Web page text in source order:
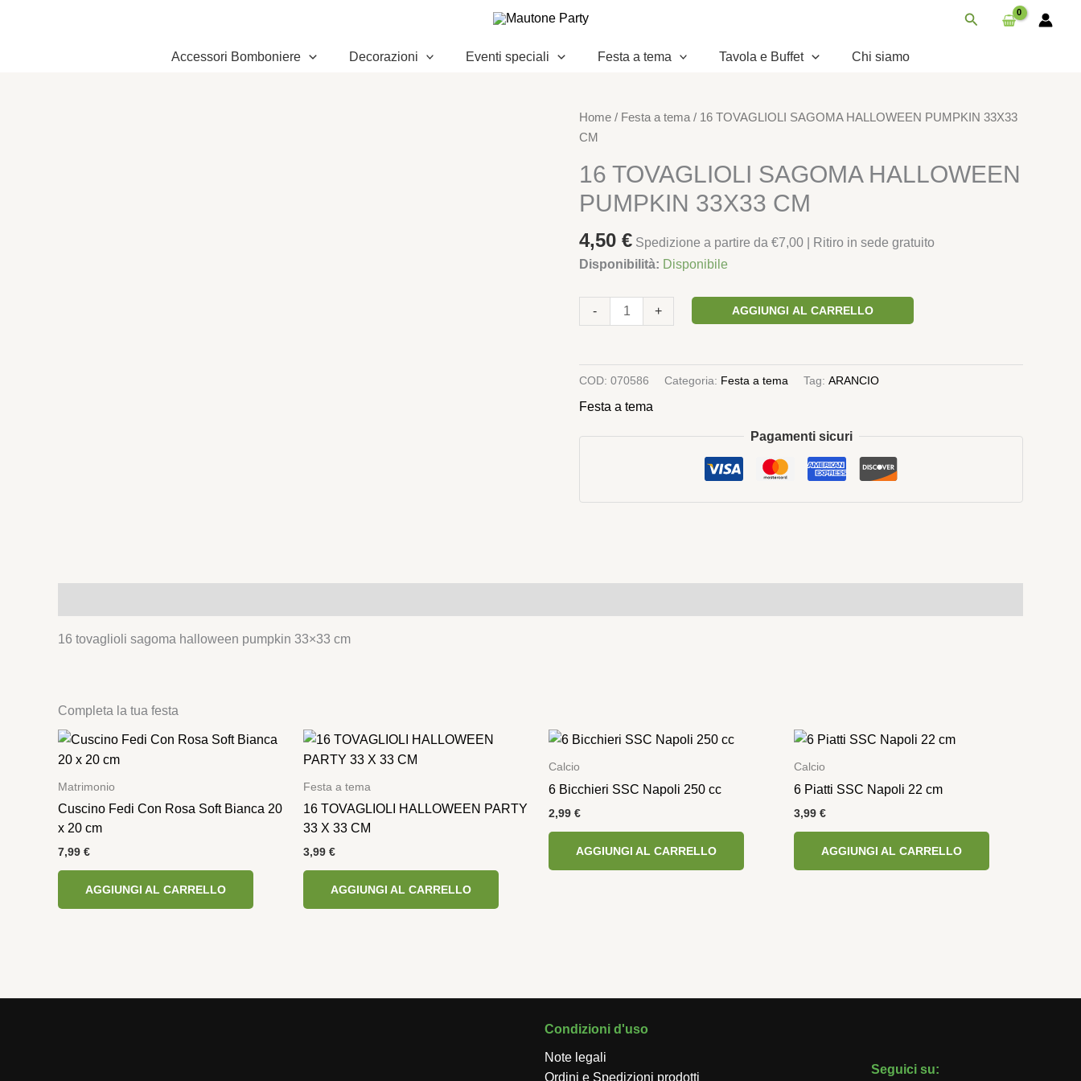
Cerca
Accessori Bomboniere Decorazioni Eventi speciali Festa a tema Tavola e Buffet Chi siamo
Home / Festa a tema / 16 TOVAGLIOLI SAGOMA HALLOWEEN PUMPKIN 33X33
CM
16 TOVAGLIOLI SAGOMA HALLOWEEN
PUMPKIN 33X33 CM
4,50 € Spedizione a partire da €7,00 | Ritiro in sede gratuito
Disponibilità: Disponibile
-
16
TOVAGLIOLI
HALLOWEEN
PUMPKIN
CM
quantità
+ AGGIUNGI AL CARRELLO
COD: 070586 Categoria: Festa a tema Tag: ARANCIO
Festa a tema
Pagamenti sicuri
16 tovaglioli sagoma halloween pumpkin 33×33 cm
Completa la tua festa
Matrimonio
Cuscino Fedi Con Rosa Soft Bianca 20
x 20 cm
7,99 €
AGGIUNGI AL CARRELLO
Festa a tema
16 TOVAGLIOLI HALLOWEEN PARTY
33 X 33 CM
3,99 €
AGGIUNGI AL CARRELLO
Calcio
6 Bicchieri SSC Napoli 250 cc
2,99 €
AGGIUNGI AL CARRELLO
Calcio
6 Piatti SSC Napoli 22 cm
3,99 €
AGGIUNGI AL CARRELLO
Condizioni d'uso
Note legali
Ordini e Spedizioni prodotti
Seguici su:
CM